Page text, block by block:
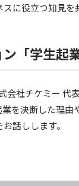
に役立つ知見を
「学生起
会社チケミー 代
を決断した理由
話しします。